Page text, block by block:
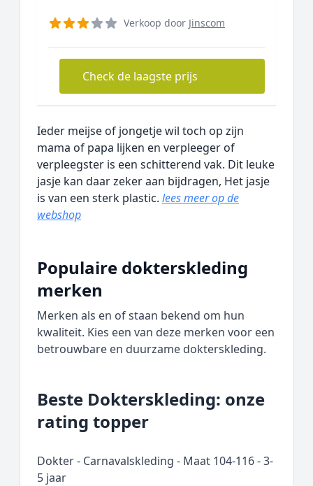
Verkoop door Jinscom
Check de laagste prijs
Ieder meijse of jongetje wil toch op zijn
mama of papa lijken en verpleeger of
verpleegster is een schitterend vak. Dit leuke
jasje kan daar zeker aan bijdragen, Het jasje
is van een sterk plastic. lees meer op de
webshop
Populaire dokterskleding
merken
Merken als en of staan bekend om hun
kwaliteit. Kies een van deze merken voor een
betrouwbare en duurzame dokterskleding.
Beste Dokterskleding: onze
rating topper
Dokter - Carnavalskleding - Maat 104-116 - 3-
5 jaar